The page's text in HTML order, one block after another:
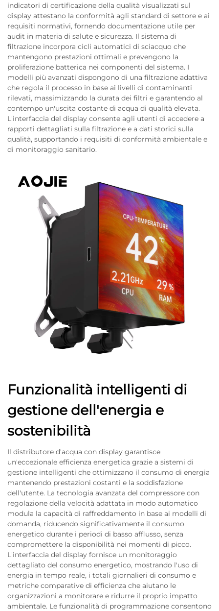
indicatori di certificazione della qualità visualizzati sul
display attestano la conformità agli standard di settore e ai
requisiti normativi, fornendo documentazione utile per
audit in materia di salute e sicurezza. Il sistema di
filtrazione incorpora cicli automatici di sciacquo che
mantengono prestazioni ottimali e prevengono la
proliferazione batterica nei componenti del sistema. I
modelli più avanzati dispongono di una filtrazione adattiva
che regola il processo in base ai livelli di contaminanti
rilevati, massimizzando la durata dei filtri e garantendo al
contempo un'uscita costante di acqua di qualità elevata.
L'interfaccia del display consente agli utenti di accedere a
rapporti dettagliati sulla filtrazione e a dati storici sulla
qualità, supportando i requisiti di conformità ambientale e
di monitoraggio sanitario.
Funzionalità intelligenti di
gestione dell'energia e
sostenibilità
Il distributore d'acqua con display garantisce
un'eccezionale efficienza energetica grazie a sistemi di
gestione intelligenti che ottimizzano il consumo di energia
mantenendo prestazioni costanti e la soddisfazione
dell'utente. La tecnologia avanzata del compressore con
regolazione della velocità adattata in modo automatico
modula la capacità di raffreddamento in base ai modelli di
domanda, riducendo significativamente il consumo
energetico durante i periodi di basso afflusso, senza
compromettere la disponibilità nei momenti di picco.
L'interfaccia del display fornisce un monitoraggio
dettagliato del consumo energetico, mostrando l'uso di
energia in tempo reale, i totali giornalieri di consumo e
metriche comparative di efficienza che aiutano le
organizzazioni a monitorare e ridurre il proprio impatto
ambientale. Le funzionalità di programmazione consentono